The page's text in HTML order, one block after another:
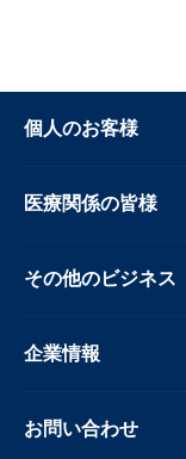
個人のお客様
医療関係の皆様
その他のビジネス
企業情報
お問い合わせ